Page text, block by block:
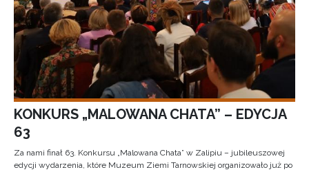
KONKURS „MALOWANA CHATA” – EDYCJA
63
Za nami finał 63. Konkursu „Malowana Chata” w Zalipiu – jubileuszowej
edycji wydarzenia, które Muzeum Ziemi Tarnowskiej organizowało już po